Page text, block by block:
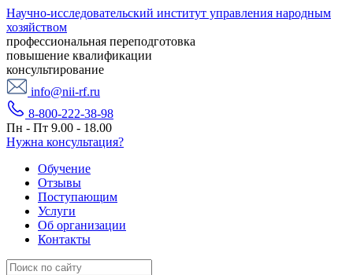
Научно-исследовательский институт управления народным
хозяйством
профессиональная переподготовка
повышение квалификации
консультирование
info@nii-rf.ru
8-800-222-38-98
Пн - Пт 9.00 - 18.00
Нужна консультация?
Обучение
Отзывы
Поступающим
Услуги
Об организации
Контакты